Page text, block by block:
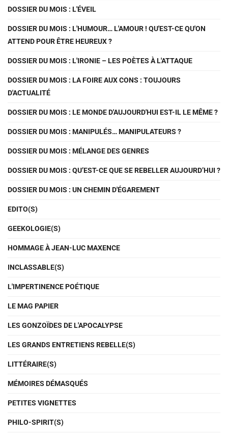
DOSSIER DU MOIS : L'ÉVEIL
DOSSIER DU MOIS : L'HUMOUR… L'AMOUR ! QU'EST-CE QU'ON
ATTEND POUR ÊTRE HEUREUX ?
DOSSIER DU MOIS : L'IRONIE – LES POÈTES À L'ATTAQUE
DOSSIER DU MOIS : LA FOIRE AUX CONS : TOUJOURS
D'ACTUALITÉ
DOSSIER DU MOIS : LE MONDE D'AUJOURD'HUI EST-IL LE MÊME ?
DOSSIER DU MOIS : MANIPULÉS… MANIPULATEURS ?
DOSSIER DU MOIS : MÉLANGE DES GENRES
DOSSIER DU MOIS : QU’EST-CE QUE SE REBELLER AUJOURD’HUI ?
DOSSIER DU MOIS : UN CHEMIN D'ÉGAREMENT
EDITO(S)
GEEKOLOGIE(S)
HOMMAGE À JEAN-LUC MAXENCE
INCLASSABLE(S)
L'IMPERTINENCE POÉTIQUE
LE MAG PAPIER
LES GONZOÏDES DE L'APOCALYPSE
LES GRANDS ENTRETIENS REBELLE(S)
LITTÉRAIRE(S)
MÉMOIRES DÉMASQUÉS
PETITES VIGNETTES
PHILO-SPIRIT(S)